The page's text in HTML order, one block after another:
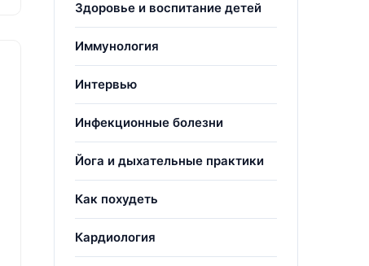
Здоровье и воспитание детей
Иммунология
Интервью
Инфекционные болезни
Йога и дыхательные практики
Как похудеть
Кардиология